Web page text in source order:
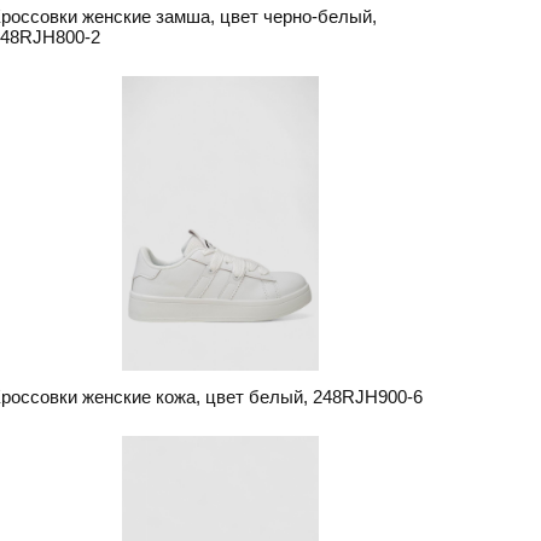
женские замша, цвет черно-белый,
2
женские кожа, цвет белый, 248RJH900-6